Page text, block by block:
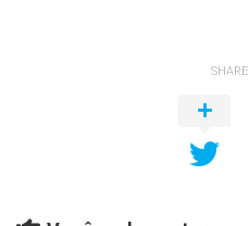
SHARE